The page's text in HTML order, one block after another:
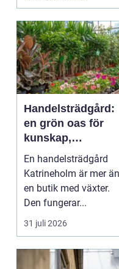
Handelsträdgård:
en grön oas för
kunskap,
inspiration och
odlarglädje
En handelsträdgård
Katrineholm är mer än
en butik med växter.
Den fungerar...
31 juli 2026